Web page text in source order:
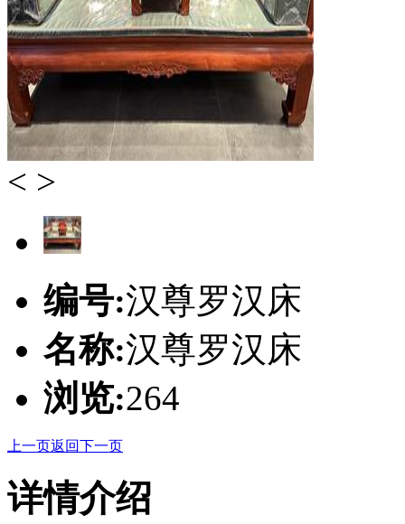
< >
编号:汉尊罗汉床
名称:汉尊罗汉床
浏览:264
上一页返回下一页
详情介绍